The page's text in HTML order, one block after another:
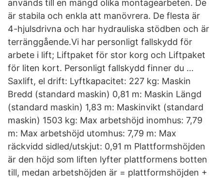
används till en mängd olika montagearbeten. De
är stabila och enkla att manövrera. De flesta är
4-hjulsdrivna och har hydrauliska stödben och är
terränggående.Vi har personligt fallskydd för
arbete i lift; Liftpaket för stor korg och Liftpaket
för liten kort. Personligt fallskydd finner du …
Saxlift, el drift: Lyftkapacitet: 227 kg: Maskin
Bredd (standard maskin) 0,81 m: Maskin Längd
(standard maskin) 1,83 m: Maskinvikt (standard
maskin) 1503 kg: Max arbetshöjd inomhus: 7,79
m: Max arbetshöjd utomhus: 7,79 m: Max
räckvidd sidled/utskjut: 0,91 m Plattformshöjden
är den höjd som liften lyfter plattformens botten
till, medan arbetshöjden är = plattformshöjden +